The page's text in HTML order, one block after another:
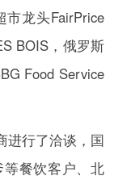
市龙头FairPrice
BOIS，俄罗斯
Food Service
进行了洽谈，国
餐饮客户、北